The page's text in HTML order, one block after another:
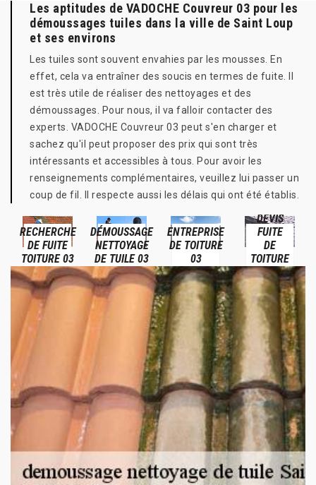
Les aptitudes de VADOCHE Couvreur 03 pour les
démoussages tuiles dans la ville de Saint Loup
et ses environs
Les tuiles sont souvent envahies par les mousses. En
effet, cela va entraîner des soucis en termes de fuite. Il
est très utile de réaliser des nettoyages et des
démoussages. Pour nous, il va falloir contacter des
experts. VADOCHE Couvreur 03 peut s'en charger et
sachez qu'il peut proposer des prix qui sont très
intéressants et accessibles à tous. Pour avoir les
renseignements complémentaires, veuillez lui passer un
coup de fil. Il respecte aussi les délais qui ont été établis.
RECHERCHE
DE FUITE
TOITURE 03
DÉMOUSSAGE
NETTOYAGE
DE TUILE 03
ENTREPRISE
DE TOITURE
03
DEVIS
FUITE
DE
TOITURE
03